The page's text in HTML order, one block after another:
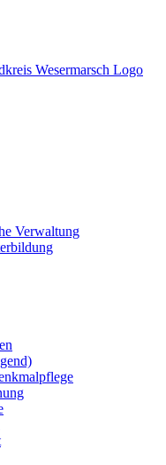
Verwaltung